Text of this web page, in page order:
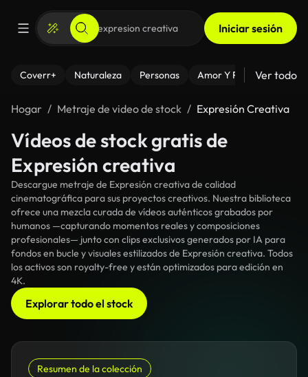
Iniciar sesión
Coverr+ Naturaleza Personas Amor Y Relaciones
Ver todo
Hogar Metraje de video de stock Expresión Creativa
Vídeos de stock gratis de
Expresión creativa
Descargue metraje de Expresión creativa de calidad
cinematográfica para sus proyectos creativos. Nuestra biblioteca
ofrece una mezcla curada de vídeos auténticos grabados por
humanos —capturando momentos reales y composiciones
profesionales— junto con clips exclusivos generados por IA para
fondos en bucle y visuales estilizados de Expresión creativa. Todos
los activos son royalty-free y están optimizados para edición en
4K.
Explorar todo el stock
Resumen de la colección